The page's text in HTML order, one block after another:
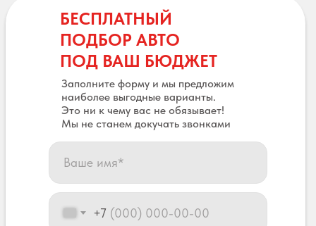
БЕСПЛАТНЫЙ
ПОДБОР АВТО
ПОД ВАШ БЮДЖЕТ
Заполните форму и мы предложим
наиболее выгодные варианты.
Это ни к чему вас не обязывает!
Мы не станем докучать звонками
+7